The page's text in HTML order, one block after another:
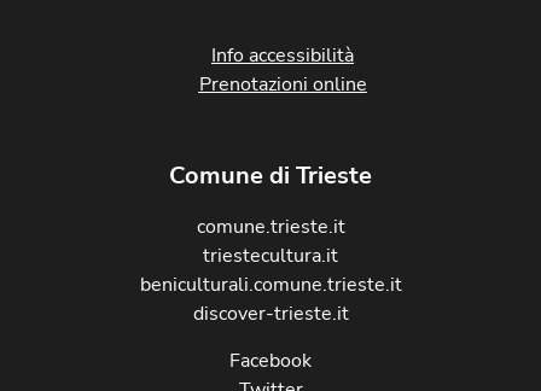
Info accessibilità
Prenotazioni online
Comune di Trieste
comune.trieste.it
triestecultura.it
beniculturali.comune.trieste.it
discover-trieste.it
Facebook